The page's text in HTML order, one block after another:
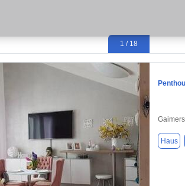
1 / 18
Haus